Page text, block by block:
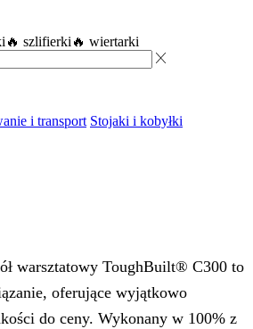
🔥 szlifierki 🔥 wiertarki
i transport Stojaki i kobyłki
warsztatowy ToughBuilt® C300 to
oferujące wyjątkowo
do ceny. Wykonany w 100% z